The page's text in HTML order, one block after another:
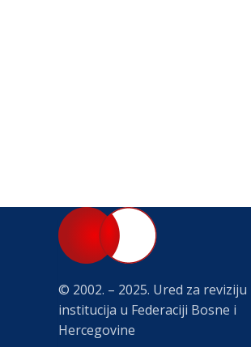
© 2002. – 2025. Ured za reviziju
institucija u Federaciji Bosne i
Hercegovine